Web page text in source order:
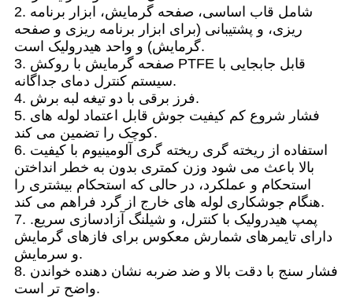
2. شامل قاب اساسی، صفحه گرمایش، ابزار برنامه
ریزی، و پشتیبانی (برای ابزار برنامه ریزی و صفحه
گرمایش) و واحد هیدرولیک است.
3. صفحه گرمایش با روکش PTFE قابل جابجایی با
سیستم کنترل دمای جداگانه.
4. فرز برقی با دو تیغه لبه برش.
5. فشار شروع کم کیفیت جوش قابل اعتماد لوله های
کوچک را تضمین می کند.
6. استفاده از ریخته گری ریخته گری آلومینیوم با کیفیت
بالا باعث می شود وزن کمتری بدون به خطر انداختن
استحکام و عملکرد، در حالی که استحکام بیشتری را
هنگام جوشکاری لوله های خارج از گرد فراهم می کند.
7. پمپ هیدرولیک با کنترل، و شیلنگ آزادسازی سریع.
دارای تایمرهای شمارش معکوس برای فازهای گرمایش
و سرمایش.
8. فشار سنج با دقت بالا و ضد ضربه نشان دهنده خواندن
واضح تر است.